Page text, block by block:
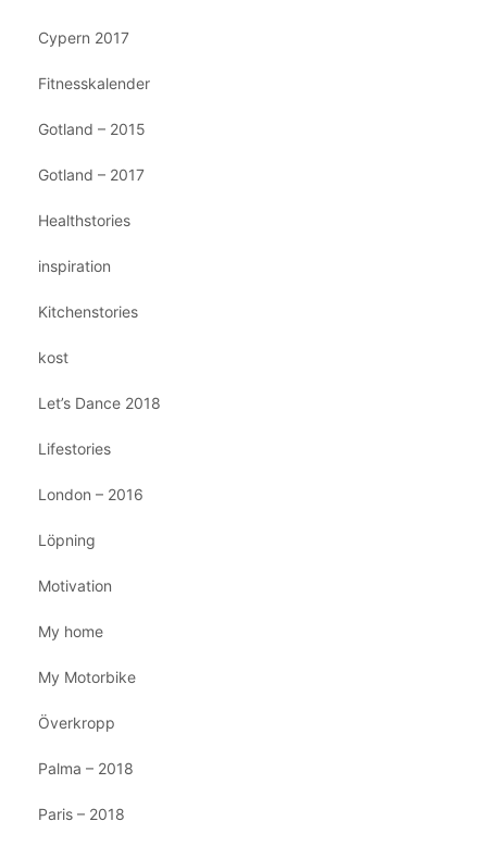
Cypern 2017
Fitnesskalender
Gotland – 2015
Gotland – 2017
Healthstories
inspiration
Kitchenstories
kost
Let’s Dance 2018
Lifestories
London – 2016
Löpning
Motivation
My home
My Motorbike
Överkropp
Palma – 2018
Paris – 2018